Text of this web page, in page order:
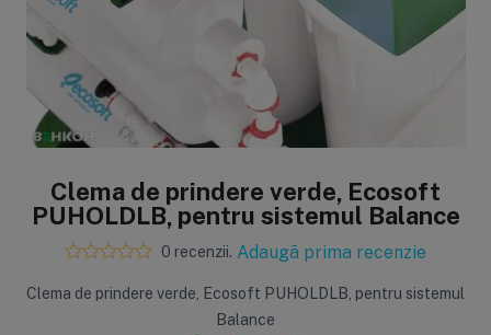
Sisteme de filtrare
Ultrafiltrare
Filtre cu purjare
(16)
Filtre pentru duș
(8)
(18)
Carcase
(17)
(11)
(1)
Clema de prindere verde, Ecosoft
PUHOLDLB, pentru sistemul Balance
0 recenzii. Adaugă prima recenzie
Clema de prindere verde, Ecosoft PUHOLDLB, pentru sistemul
Balance